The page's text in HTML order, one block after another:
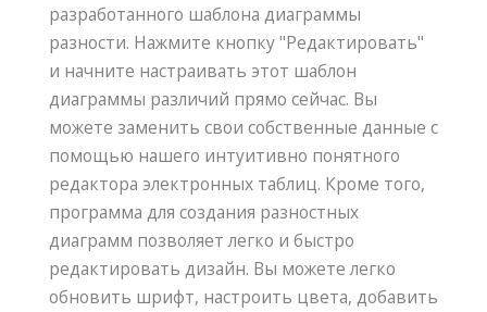
разработанного шаблона диаграммы
разности. Нажмите кнопку "Редактировать"
и начните настраивать этот шаблон
диаграммы различий прямо сейчас. Вы
можете заменить свои собственные данные с
помощью нашего интуитивно понятного
редактора электронных таблиц. Кроме того,
программа для создания разностных
диаграмм позволяет легко и быстро
редактировать дизайн. Вы можете легко
обновить шрифт, настроить цвета, добавить